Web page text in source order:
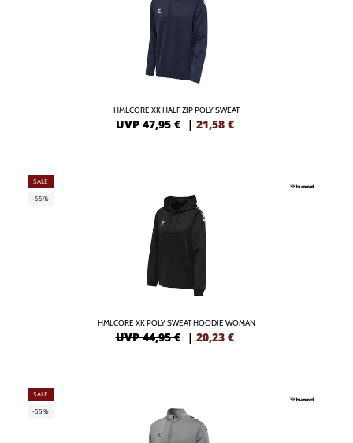
HMLCORE XK HALF ZIP POLY SWEAT
UVP 47,95 € | 21,58 €
SALE
-55%
HMLCORE XK POLY SWEAT HOODIE WOMAN
UVP 44,95 € | 20,23 €
SALE
-55%